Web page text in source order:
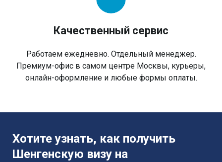
Качественный сервис
Работаем ежедневно. Отдельный менеджер.
Премиум-офис в самом центре Москвы, курьеры,
онлайн-оформление и любые формы оплаты.
Хотите узнать, как получить
Шенгенскую визу на